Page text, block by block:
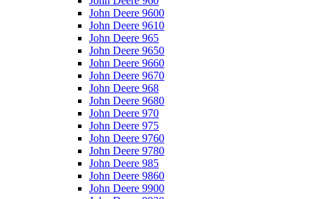
John Deere 9600
John Deere 9610
John Deere 965
John Deere 9650
John Deere 9660
John Deere 9670
John Deere 968
John Deere 9680
John Deere 970
John Deere 975
John Deere 9760
John Deere 9780
John Deere 985
John Deere 9860
John Deere 9900